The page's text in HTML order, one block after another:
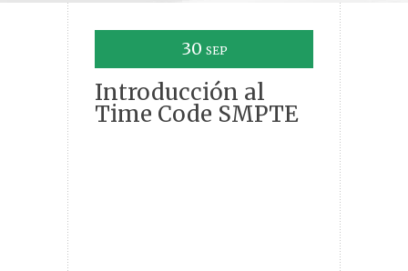
30 SEP
Introducción al
Time Code SMPTE